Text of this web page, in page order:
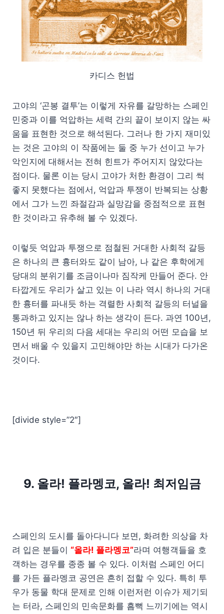
카디스 헌법
고야의 ‘곤봉 결투’는 이렇게 자유를 갈망하는 스페인
민중과 이를 억압하는 세력 간의 끝이 보이지 않는 싸
움을 표현한 것으로 해석된다. 그러나 한 가지 재미있
는 것은 고야의 이 작품에는 둘 중 누가 선이고 누가
악인지에 대해서는 전혀 힌트가 주어지지 않았다는
점이다. 물론 이는 당시 고야가 처한 환경이 그리 썩
좋지 못했다는 점에서, 억압과 투쟁이 반복되는 상황
에서 그가 느낀 좌절감과 실망감을 중점적으로 표현
한 것이라고 유추해 볼 수 있겠다.
이렇듯 억압과 투쟁으로 점철된 거대한 사회적 갈등
은 하나의 큰 흉터와도 같이 남아, 나 같은 후학에게
당대의 분위기를 조금이나마 짐작케 만들어 준다. 안
타깝게도 우리가 살고 있는 이 나라 역시 하나의 거대
한 흉터를 파내듯 하는 격렬한 사회적 갈등의 터널을
통과하고 있지는 않나 하는 생각이 든다. 과연 100년,
150년 뒤 우리의 다음 세대는 우리의 어떤 모습을 보
면서 배울 수 있을지 고민해야만 하는 시대가 다가온
것이다.
[divide style=”2″]
9. 올라! 플라멩코, 올라! 최저임금
스페인의 도시를 돌아다니다 보면, 화려한 의상을 차
려 입은 분들이 “올라! 플라멩코”라며 여행객들을 호
객하는 경우를 종종 볼 수 있다. 이처럼 스페인 어디
를 가든 플라멩코 공연은 흔히 접할 수 있다. 특히 투
우가 동물 학대 문제로 인해 이런저런 이슈가 제기되
는 터라, 스페인의 민속문화를 흠뻑 느끼기에는 역시